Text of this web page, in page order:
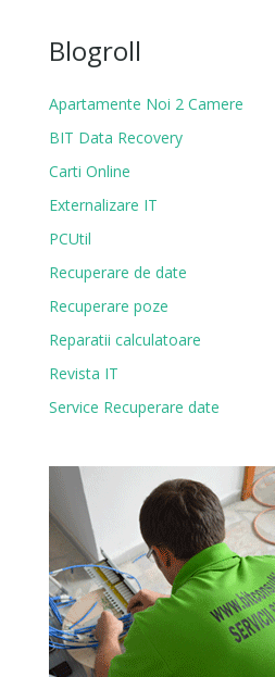
Blogroll
Apartamente Noi 2 Camere
BIT Data Recovery
Carti Online
Externalizare IT
PCUtil
Recuperare de date
Recuperare poze
Reparatii calculatoare
Revista IT
Service Recuperare date